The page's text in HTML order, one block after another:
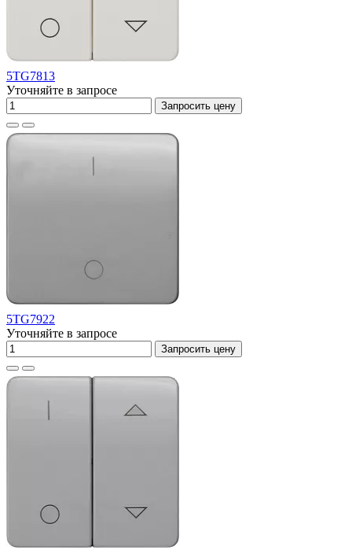
5TG7813
Уточняйте в запросе
Запросить цену
5TG7922
Уточняйте в запросе
Запросить цену